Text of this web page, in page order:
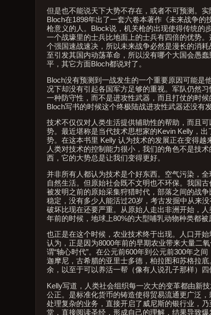
但是也不能说天下大势不存在，或者不可预测。
Bloch在1898年出了一套六卷本著作《未来战争
枪意义的人。Block说，机关枪的出现使得传统的
一个战壕里的士兵比地面上的士兵有四倍的优势
个强国速战速决，所以未来战争必然是漫长的消
至引发其国内动荡革命，所以没有哪个大国会愚
平，其它方面Bloch都说对了。
Bloch没有预测到一战发生的一个重要原因可能是
况下却没有引起各国军方足够的重视。军队仍然
一种防守性，而不是进攻性武器，而且打仗的时
Bloch写书的时候这个终极陆战进攻性武器还没有
技术不仅仅对人类生活提供辅助性的帮助，而且
势。最近堪称是当代技术思想家的Kevin Kelly，
势。在这本书里 Kelly 认为技术的发展正在变得越
人类对技术的控制能力很小，我们的角色不是技
西，它的大势总是让我们变得更好。
并非所有人都认为技术是个好东西。空气污染，
自然生活。但原始社会既不文明也不环保。我国
被发明之前的原始采集狩猎时代，部落之间的战
稳定，没有多少人能活过20岁，考古发掘中从来
破坏比现在还要严重。从原始人走出非洲开始，
年前的时候，地球上80%的大型哺乳动物种类都被
也正是在这个时候，农业技术终于出现。人口开
认为，正是因为8000年前的早期农业带来大量二
谓“轴心时代”。在公元前600年到公元前300年之
迦摩尼，古希腊的亚里士多德，柏拉图和苏格拉
余，以至于可以养活一帮（像有人说孔子那样）
Kelly写道，人类社会组织每一次大的变革都由新
公正。是标准化货币的铸造使得贸易流通更广泛
处理复杂的业务，直接开启了威尼斯的银行业，
堂，直接阅读圣经，形成自己的理解，结果导致爆